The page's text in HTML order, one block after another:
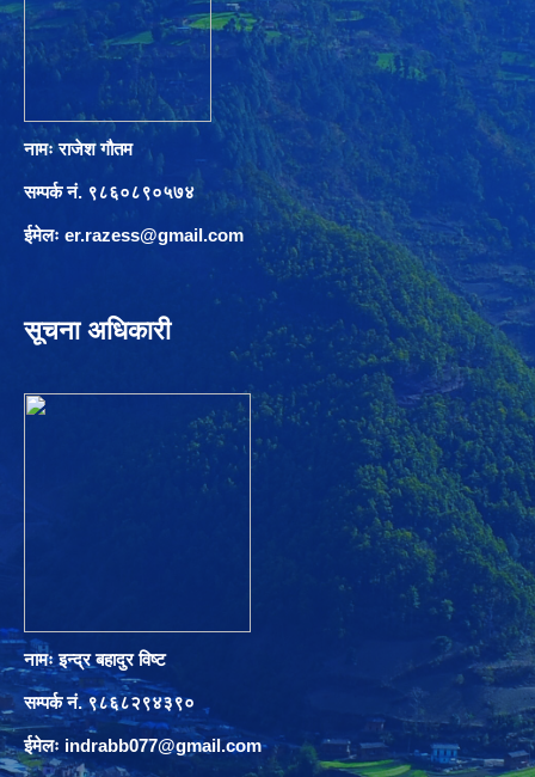
नामः राजेश गौतम
सम्पर्क नं. ९८६०८९०५७४
ईमेलः er.razess@gmail.com
सूचना अधिकारी
नामः इन्द्र बहादुर विष्ट
सम्पर्क नं. ९८६८२९४३९०
ईमेलः indrabb077@gmail.com